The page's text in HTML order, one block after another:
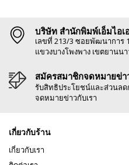
บริษัท สำนักพิมพ์เอ็มไอเ
เลขที่ 213/3 ซอยพัฒนาการ
แขวงบางโพงพาง เขตยานน
สมัครสมาชิกจดหมายข่า
รับสิทธิประโยชน์และส่วนล
จดหมายข่าวกับเรา
เกี่ยวกับร้าน
เกี่ยวกับเรา